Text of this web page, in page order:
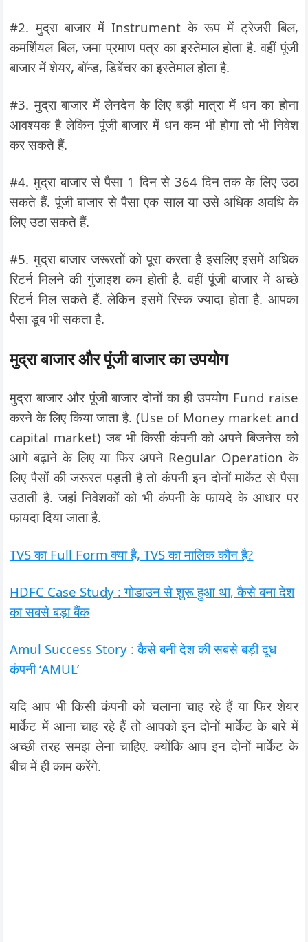
#2. मुद्रा बाजार में Instrument के रूप में ट्रेजरी बिल,
कमर्शियल बिल, जमा प्रमाण पत्र का इस्तेमाल होता है. वहीं पूंजी
बाजार में शेयर, बॉन्ड, डिबेंचर का इस्तेमाल होता है.
#3. मुद्रा बाजार में लेनदेन के लिए बड़ी मात्रा में धन का होना
आवश्यक है लेकिन पूंजी बाजार में धन कम भी होगा तो भी निवेश
कर सकते हैं.
#4. मुद्रा बाजार से पैसा 1 दिन से 364 दिन तक के लिए उठा
सकते हैं. पूंजी बाजार से पैसा एक साल या उसे अधिक अवधि के
लिए उठा सकते हैं.
#5. मुद्रा बाजार जरूरतों को पूरा करता है इसलिए इसमें अधिक
रिटर्न मिलने की गुंजाइश कम होती है. वहीं पूंजी बाजार में अच्छे
रिटर्न मिल सकते हैं. लेकिन इसमें रिस्क ज्यादा होता है. आपका
पैसा डूब भी सकता है.
मुद्रा बाजार और पूंजी बाजार का उपयोग
मुद्रा बाजार और पूंजी बाजार दोनों का ही उपयोग Fund raise
करने के लिए किया जाता है. (Use of Money market and
capital market) जब भी किसी कंपनी को अपने बिजनेस को
आगे बढ़ाने के लिए या फिर अपने Regular Operation के
लिए पैसों की जरूरत पड़ती है तो कंपनी इन दोनों मार्केट से पैसा
उठाती है. जहां निवेशकों को भी कंपनी के फायदे के आधार पर
फायदा दिया जाता है.
TVS का Full Form क्या है, TVS का मालिक कौन है?
HDFC Case Study : गोडाउन से शुरू हुआ था, कैसे बना देश
का सबसे बड़ा बैंक
Amul Success Story : कैसे बनी देश की सबसे बड़ी दूध
कंपनी ‘AMUL’
यदि आप भी किसी कंपनी को चलाना चाह रहे हैं या फिर शेयर
मार्केट में आना चाह रहे हैं तो आपको इन दोनों मार्केट के बारे में
अच्छी तरह समझ लेना चाहिए. क्योंकि आप इन दोनों मार्केट के
बीच में ही काम करेंगे.